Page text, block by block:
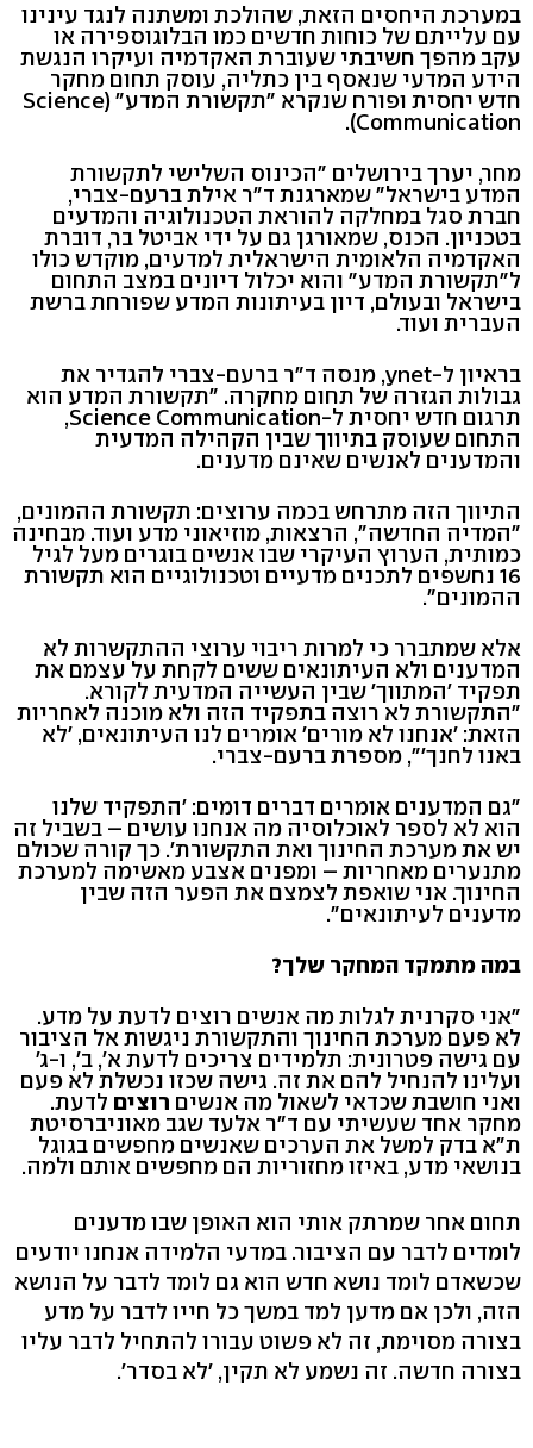
במערכת היחסים הזאת, שהולכת ומשתנה לנגד עינינו
עם עלייתם של כוחות חדשים כמו הבלוגוספירה או
עקב מהפך חשיבתי שעוברת האקדמיה ועיקרו הנגשת
הידע המדעי שנאסף בין כתליה, עוסק תחום מחקר
חדש יחסית ופורח שנקרא "תקשורת המדע" (Science
Communication).
מחר, יערך בירושלים "הכינוס השלישי לתקשורת
המדע בישראל" שמארגנת ד"ר אילת ברעם-צברי,
חברת סגל במחלקה להוראת הטכנולוגיה והמדעים
בטכניון. הכנס, שמאורגן גם על ידי אביטל בר, דוברת
האקדמיה הלאומית הישראלית למדעים, מוקדש כולו
ל"תקשורת המדע" והוא יכלול דיונים במצב התחום
בישראל ובעולם, דיון בעיתונות המדע שפורחת ברשת
העברית ועוד.
בראיון ל-ynet, מנסה ד"ר ברעם-צברי להגדיר את
גבולות הגזרה של תחום מחקרה. "תקשורת המדע הוא
תרגום חדש יחסית ל-Science Communication,
התחום שעוסק בתיווך שבין הקהילה המדעית
והמדענים לאנשים שאינם מדענים.
התיווך הזה מתרחש בכמה ערוצים: תקשורת ההמונים,
"המדיה החדשה", הרצאות, מוזיאוני מדע ועוד. מבחינה
כמותית, הערוץ העיקרי שבו אנשים בוגרים מעל לגיל
16 נחשפים לתכנים מדעיים וטכנולוגיים הוא תקשורת
ההמונים".
אלא שמתברר כי למרות ריבוי ערוצי ההתקשרות לא
המדענים ולא העיתונאים ששים לקחת על עצמם את
תפקיד 'המתווך' שבין העשייה המדעית לקורא.
"התקשורת לא רוצה בתפקיד הזה ולא מוכנה לאחריות
הזאת: 'אנחנו לא מורים' אומרים לנו העיתונאים, 'לא
באנו לחנך'", מספרת ברעם-צברי.
"גם המדענים אומרים דברים דומים: 'התפקיד שלנו
הוא לא לספר לאוכלוסיה מה אנחנו עושים – בשביל זה
יש את מערכת החינוך ואת התקשורת'. כך קורה שכולם
מתנערים מאחריות – ומפנים אצבע מאשימה למערכת
החינוך. אני שואפת לצמצם את הפער הזה שבין
מדענים לעיתונאים".
במה מתמקד המחקר שלך?
"אני סקרנית לגלות מה אנשים רוצים לדעת על מדע.
לא פעם מערכת החינוך והתקשורת ניגשות אל הציבור
עם גישה פטרונית: תלמידים צריכים לדעת א', ב', ו-ג'
ועלינו להנחיל להם את זה. גישה שכזו נכשלת לא פעם
ואני חושבת שכדאי לשאול מה אנשים רוצים לדעת.
מחקר אחד שעשיתי עם ד"ר אלעד שגב מאוניברסיטת
ת"א בדק למשל את הערכים שאנשים מחפשים בגוגל
בנושאי מדע, באיזו מחזוריות הם מחפשים אותם ולמה.
תחום אחר שמרתק אותי הוא האופן שבו מדענים
לומדים לדבר עם הציבור. במדעי הלמידה אנחנו יודעים
שכשאדם לומד נושא חדש הוא גם לומד לדבר על הנושא
הזה, ולכן אם מדען למד במשך כל חייו לדבר על מדע
בצורה מסוימת, זה לא פשוט עבורו להתחיל לדבר עליו
בצורה חדשה. זה נשמע לא תקין, 'לא בסדר'.